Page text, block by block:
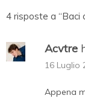
4 risposte a “Baci
Acvtre
16 Luglio
Appena